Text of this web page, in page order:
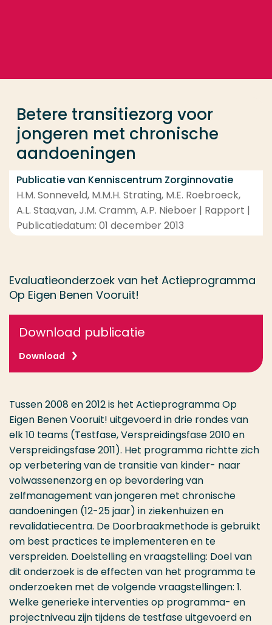
Betere transitiezorg voor
jongeren met chronische
aandoeningen
Publicatie van Kenniscentrum Zorginnovatie
H.M. Sonneveld, M.M.H. Strating, M.E. Roebroeck,
A.L. Staa,van, J.M. Cramm, A.P. Nieboer | Rapport |
Publicatiedatum: 01 december 2013
Evaluatieonderzoek van het Actieprogramma
Op Eigen Benen Vooruit!
Download publicatie
Download
Tussen 2008 en 2012 is het Actieprogramma Op
Eigen Benen Vooruit! uitgevoerd in drie rondes van
elk 10 teams (Testfase, Verspreidingsfase 2010 en
Verspreidingsfase 2011). Het programma richtte zich
op verbetering van de transitie van kinder- naar
volwassenenzorg en op bevordering van
zelfmanagement van jongeren met chronische
aandoeningen (12-25 jaar) in ziekenhuizen en
revalidatiecentra. De Doorbraakmethode is gebruikt
om best practices te implementeren en te
verspreiden. Doelstelling en vraagstelling: Doel van
dit onderzoek is de effecten van het programma te
onderzoeken met de volgende vraagstellingen: 1.
Welke generieke interventies op programma- en
projectniveau zijn tijdens de testfase uitgevoerd en
Contact